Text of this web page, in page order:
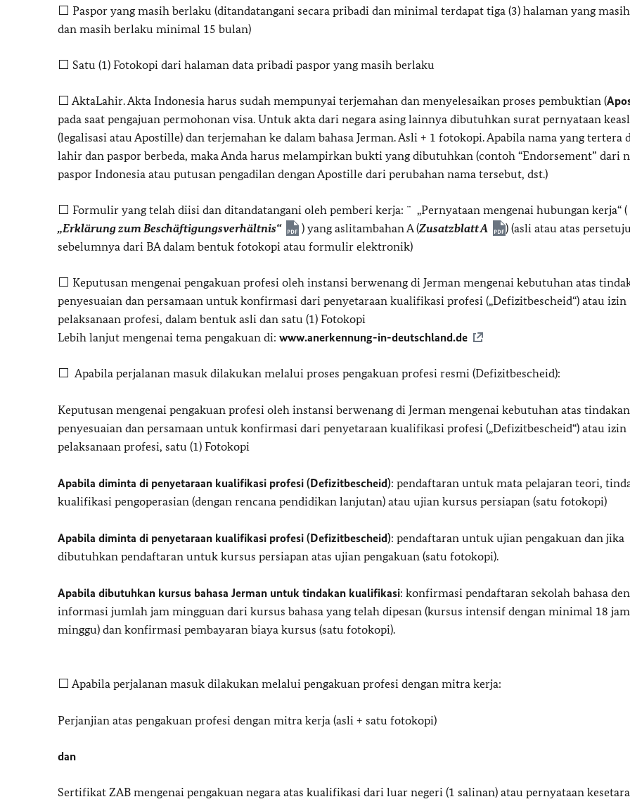
⬜ Paspor yang masih berlaku (ditandatangani secara pribadi dan minimal terdapat tiga (3) halaman yang
dan masih berlaku minimal 15 bulan)
⬜ Satu (1) Fotokopi dari halaman data pribadi paspor yang masih berlaku
⬜ AktaLahir. Akta Indonesia harus sudah mempunyai terjemahan dan menyelesaikan proses pembuktian (
pada saat pengajuan permohonan visa. Untuk akta dari negara asing lainnya dibutuhkan surat pernyataan
(legalisasi atau Apostille) dan terjemahan ke dalam bahasa Jerman. Asli + 1 fotokopi. Apabila nama yang tertera
lahir dan paspor berbeda, maka Anda harus melampirkan bukti yang dibutuhkan (contoh “Endorsement” dari
paspor Indonesia atau putusan pengadilan dengan Apostille dari perubahan nama tersebut, dst.)
⬜ Formulir yang telah diisi dan ditandatangani oleh pemberi kerja: ¨ „Pernyataan mengenai hubungan kerja“ (
„Erklärung zum Beschäftigungsverhältnis“
) yang aslitambahan A (Zusatzblatt A
) (asli atau atas
sebelumnya dari BA dalam bentuk fotokopi atau formulir elektronik)
⬜ Keputusan mengenai pengakuan profesi oleh instansi berwenang di Jerman mengenai kebutuhan atas
penyesuaian dan persamaan untuk konfirmasi dari penyetaraan kualifikasi profesi („Defizitbescheid“) atau izin
pelaksanaan profesi, dalam bentuk asli dan satu (1) Fotokopi
Lebih lanjut mengenai tema pengakuan di: www.anerkennung-in-deutschland.de
⬜ Apabila perjalanan masuk dilakukan melalui proses pengakuan profesi resmi (Defizitbescheid):
Keputusan mengenai pengakuan profesi oleh instansi berwenang di Jerman mengenai kebutuhan atas tindakan
penyesuaian dan persamaan untuk konfirmasi dari penyetaraan kualifikasi profesi („Defizitbescheid“) atau izin
pelaksanaan profesi, satu (1) Fotokopi
Apabila diminta di penyetaraan kualifikasi profesi (Defizitbescheid): pendaftaran untuk mata pelajaran teori,
kualifikasi pengoperasian (dengan rencana pendidikan lanjutan) atau ujian kursus persiapan (satu fotokopi)
Apabila diminta di penyetaraan kualifikasi profesi (Defizitbescheid): pendaftaran untuk ujian pengakuan dan jika
dibutuhkan pendaftaran untuk kursus persiapan atas ujian pengakuan (satu fotokopi).
Apabila dibutuhkan kursus bahasa Jerman untuk tindakan kualifikasi: konfirmasi pendaftaran sekolah bahasa
informasi jumlah jam mingguan dari kursus bahasa yang telah dipesan (kursus intensif dengan minimal 18
minggu) dan konfirmasi pembayaran biaya kursus (satu fotokopi).
⬜ Apabila perjalanan masuk dilakukan melalui pengakuan profesi dengan mitra kerja:
Perjanjian atas pengakuan profesi dengan mitra kerja (asli + satu fotokopi)
dan
Sertifikat ZAB mengenai pengakuan negara atas kualifikasi dari luar negeri (1 salinan) atau pernyataan